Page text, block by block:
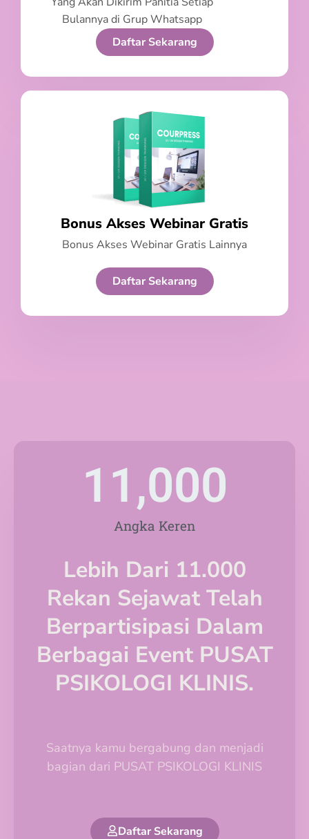
Bulannya di Grup Whatsapp
Daftar Sekarang
Bonus Akses Webinar Gratis
Bonus Akses Webinar Gratis Lainnya
Daftar Sekarang
Angka Keren
11,000
Lebih Dari 11.000
Rekan Sejawat Telah
Berpartisipasi Dalam
Berbagai Event PUSAT
PSIKOLOGI KLINIS.
Saatnya kamu bergabung dan menjadi
bagian dari PUSAT PSIKOLOGI KLINIS
Daftar Sekarang